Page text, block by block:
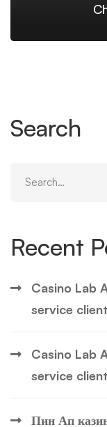
Search
Recent
Casino Lab
service
Casino Lab
service
Пин Ап